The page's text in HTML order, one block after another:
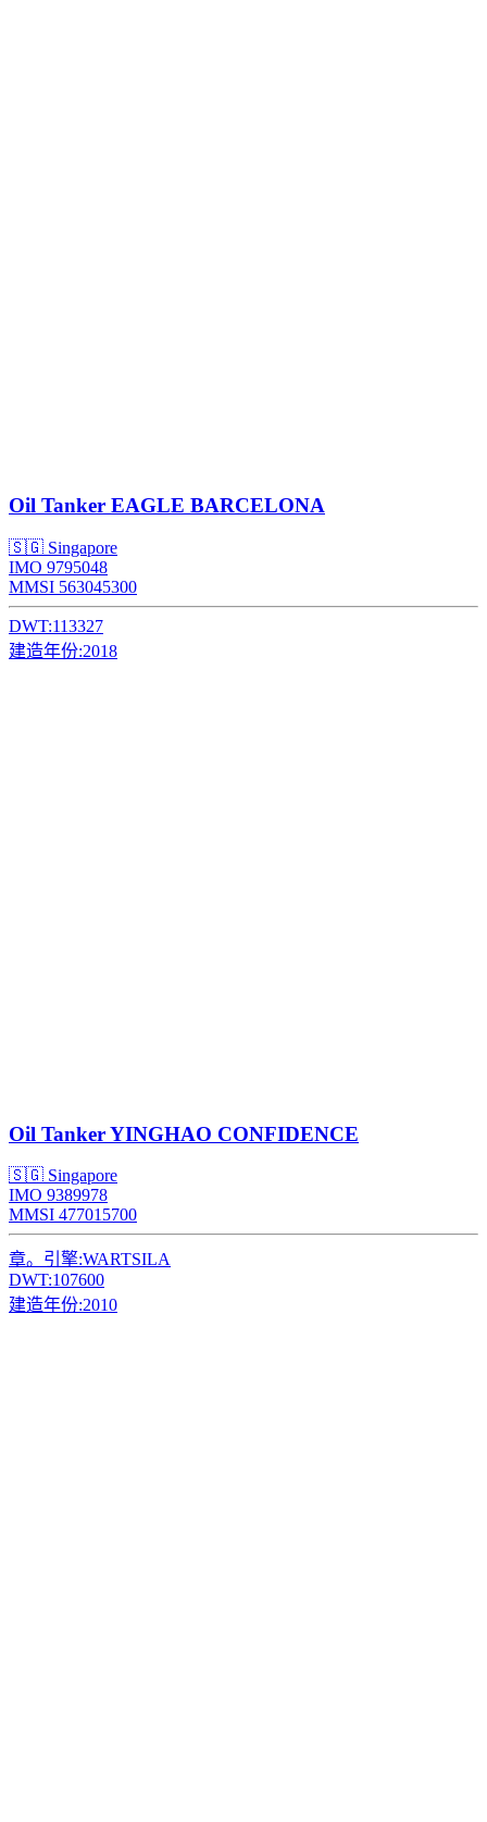
Oil Tanker EAGLE BARCELONA
🇸🇬 Singapore
IMO 9795048
MMSI 563045300
DWT:113327
建造年份:2018
Oil TankerYINGHAO CONFIDENCE
🇸🇬 Singapore
IMO 9389978
MMSI 477015700
章。引擎:WARTSILA
DWT:107600
建造年份:2010